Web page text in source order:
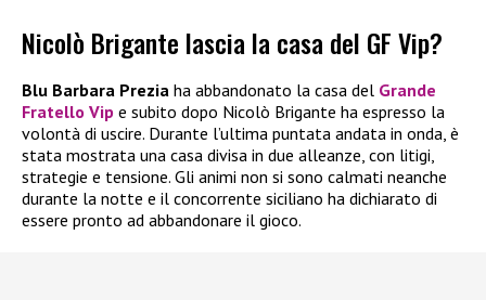
Nicolò Brigante lascia la casa del GF Vip?
Blu Barbara Prezia ha abbandonato la casa del Grande
Fratello Vip e subito dopo Nicolò Brigante ha espresso la
volontà di uscire. Durante l’ultima puntata andata in onda, è
stata mostrata una casa divisa in due alleanze, con litigi,
strategie e tensione. Gli animi non si sono calmati neanche
durante la notte e il concorrente siciliano ha dichiarato di
essere pronto ad abbandonare il gioco.